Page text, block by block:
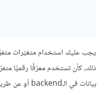
يجب عليك استخدام متغيّرات
ذلك، كأن تستخدم معرّفًا رقميًّا
بيانات في الـbackend أو عن طريق نوعٍ ما من مولّد